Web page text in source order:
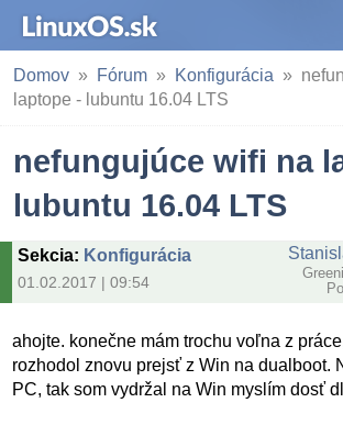
Domov Fórum Konfigurácia
laptope - lubuntu 16.04 LTS
nefungujúce wifi na
lubuntu 16.04 LTS
Sekcia: Konfigurácia
01.02.2017 | 09:54
ahojte. konečne mám trochu voľna z
rozhodol znovu prejsť z Win na dualboot.
PC, tak som vydržal na Win myslím dosť